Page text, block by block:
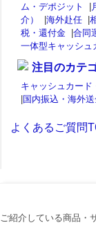
ム・デポジット
|
介）
|海外赴任 |
税・還付金 |合同
一体型キャッシュ
注目のカテ
キャッシュカード
|国内振込・海外
よくあるご質問
ご紹介している商品・